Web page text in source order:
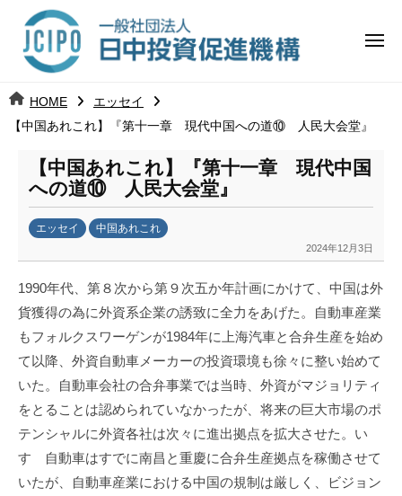
ツ 日
中
投
資
進
機
構
j
c
メ
HOME
エッセイ
【中国あれこれ】『第十一章 現代中国への道⑩ 人民大会堂』
【中国あれこれ】『第十一章 現代中国
への道⑩ 人民大会堂』
エッセイ 中国あれこれ
2024年12月3日
日
中
投
資
促
進
j
1990年代、第８次から第９次五か年計画にかけて、中国は外
貨獲得の為に外資系企業の誘致に全力をあげた。自動車産業
もフォルクスワーゲンが1984年に上海汽車と合弁生産を始め
て以降、外資自動車メーカーの投資環境も徐々に整い始めて
いた。自動車会社の合弁事業では当時、外資がマジョリティ
をとることは認められていなかったが、将来の巨大市場のポ
テンシャルに外資各社は次々に進出拠点を拡大させた。い
すゞ自動車はすでに南昌と重慶に合弁生産拠点を稼働させて
いたが、自動車産業における中国の規制は厳しく、ビジョン
日
中
資
機
構